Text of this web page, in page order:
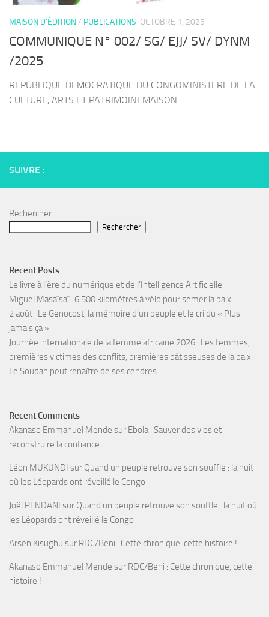
MAISON D'ÉDITION/ PUBLICATIONS OCTOBRE 1, 2025
COMMUNIQUE N° 002/ SG/ EJJ/ SV/ DYNM
/2025
REPUBLIQUE DEMOCRATIQUE DU CONGOMINISTERE DE LA
CULTURE, ARTS ET PATRIMOINEMAISON...
SUIVRE :
Rechercher
Rechercher
Recent Posts
Le livre à l’ère du numérique et de l’Intelligence Artificielle
Miguel Masaïsaï : 6 500 kilomètres à vélo pour semer la paix
2 août : Le Genocost, la mémoire d’un peuple et le cri du « Plus
jamais ça »
Journée internationale de la femme africaine 2026 : Les femmes,
premières victimes des conflits, premières bâtisseuses de la paix
Le Soudan peut renaître de ses cendres
Recent Comments
Akanaso Emmanuel Mende sur Ebola : Sauver des vies et
reconstruire la confiance
Léon MUKUNDI sur Quand un peuple retrouve son souffle : la nuit
où les Léopards ont réveillé le Congo
Joël PENDANI sur Quand un peuple retrouve son souffle : la nuit où
les Léopards ont réveillé le Congo
Arsën Kisughu sur RDC/Beni : Cette chronique, cette histoire !
Akanaso Emmanuel Mende sur RDC/Beni : Cette chronique, cette
histoire !